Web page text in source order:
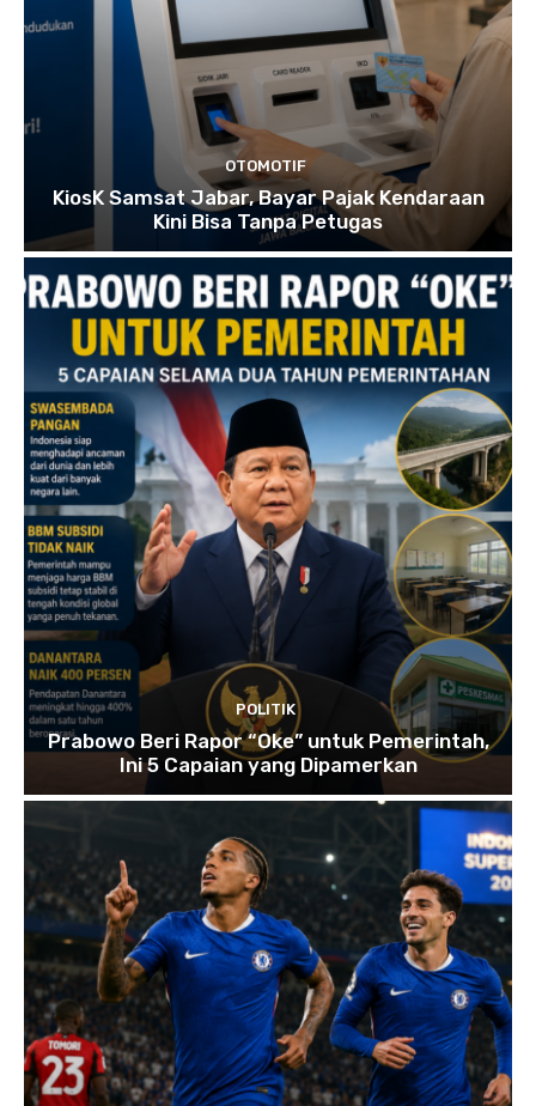
OTOMOTIF
KiosK Samsat Jabar, Bayar Pajak Kendaraan
Kini Bisa Tanpa Petugas
POLITIK
Prabowo Beri Rapor “Oke” untuk Pemerintah,
Ini 5 Capaian yang Dipamerkan